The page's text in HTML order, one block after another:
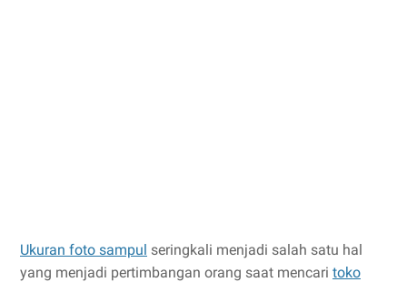
Ukuran foto sampul seringkali menjadi salah satu hal
yang menjadi pertimbangan orang saat mencari toko